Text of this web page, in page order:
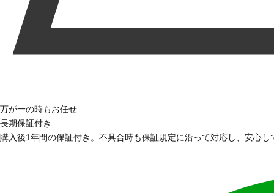
万が一の時もお任せ
長期保証付き
購入後1年間の保証付き。不具合時も保証規定に沿って対応し、安心